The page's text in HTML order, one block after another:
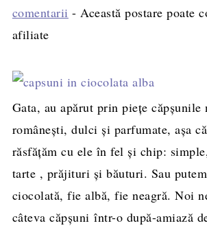
comentarii - Această postare poate
afiliate
Gata, au apărut prin pieţe căpşunile
româneşti, dulci şi parfumate, aşa
răsfăţăm cu ele în fel şi chip:
tarte , prăjituri şi băuturi. Sau
ciocolată, fie albă, fie neagră. Noi
câteva căpşuni într-o după-amiază